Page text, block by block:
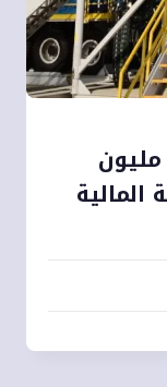
'العملية للطاقة' تحقق 5.7 مليون
المالية